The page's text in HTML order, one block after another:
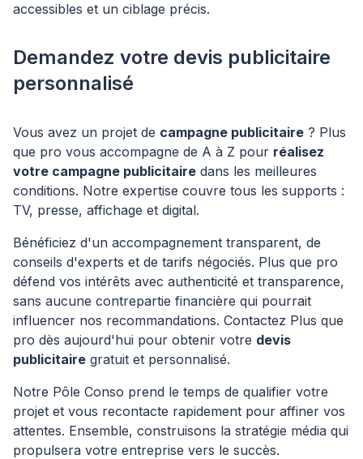
accessibles et un ciblage précis.
Demandez votre devis publicitaire
personnalisé
Vous avez un projet de campagne publicitaire ? Plus
que pro vous accompagne de A à Z pour réalisez
votre campagne publicitaire dans les meilleures
conditions. Notre expertise couvre tous les supports :
TV, presse, affichage et digital.
Bénéficiez d'un accompagnement transparent, de
conseils d'experts et de tarifs négociés. Plus que pro
défend vos intérêts avec authenticité et transparence,
sans aucune contrepartie financière qui pourrait
influencer nos recommandations. Contactez Plus que
pro dès aujourd'hui pour obtenir votre devis
publicitaire gratuit et personnalisé.
Notre Pôle Conso prend le temps de qualifier votre
projet et vous recontacte rapidement pour affiner vos
attentes. Ensemble, construisons la stratégie média qui
propulsera votre entreprise vers le succès.